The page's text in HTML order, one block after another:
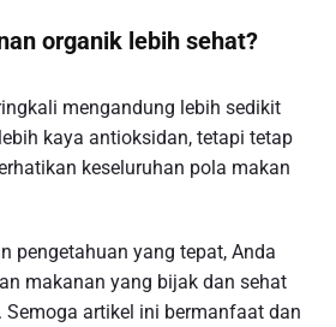
organik lebih sehat?
mengandung lebih sedikit
kaya antioksidan, tetapi tetap
keseluruhan pola makan
pengetahuan yang tepat, Anda
makanan yang bijak dan sehat
Semoga artikel ini bermanfaat dan